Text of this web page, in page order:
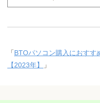
「BTOパソコン購入におすす
【2023年】
」